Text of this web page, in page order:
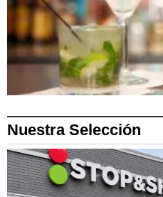
Nuestra Selección